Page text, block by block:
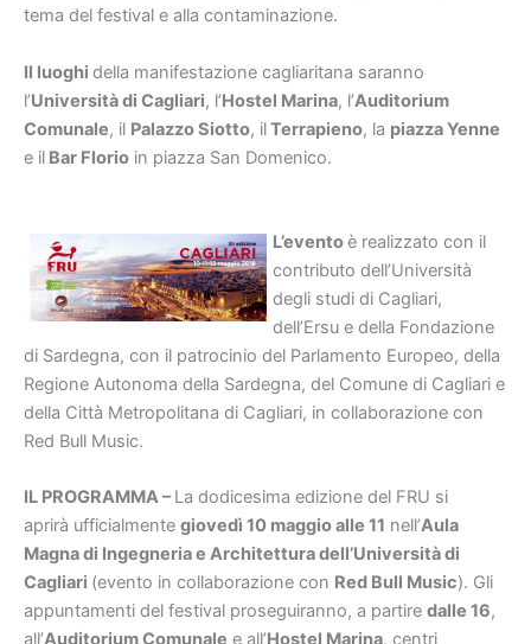
tema del festival e alla contaminazione.
Il luoghi della manifestazione cagliaritana saranno
l’Universitàdi Cagliari, l’Hostel Marina, l’Auditorium
Comunale, il Palazzo Siotto, ilTerrapieno, la piazza Yenne
e il Bar Florio in piazza San Domenico.
L’eventoè realizzato con il
contributo dell’Università
degli studi di Cagliari,
dell’Ersu e della Fondazione
di Sardegna, con il patrocinio del Parlamento Europeo, della
Regione Autonoma della Sardegna, del Comune di Cagliari e
della Città Metropolitana di Cagliari, in collaborazione con
Red Bull Music.
IL PROGRAMMA – La dodicesima edizione del FRU si
aprirà ufficialmente giovedì 10 maggio alle 11 nell’Aula
Magna di Ingegneria e Architettura dell’Universitàdi
Cagliari (evento in collaborazione con Red Bull Music). Gli
appuntamenti del festival proseguiranno, a partire dalle 16,
all’Auditorium Comunale e all’Hostel Marina, centri